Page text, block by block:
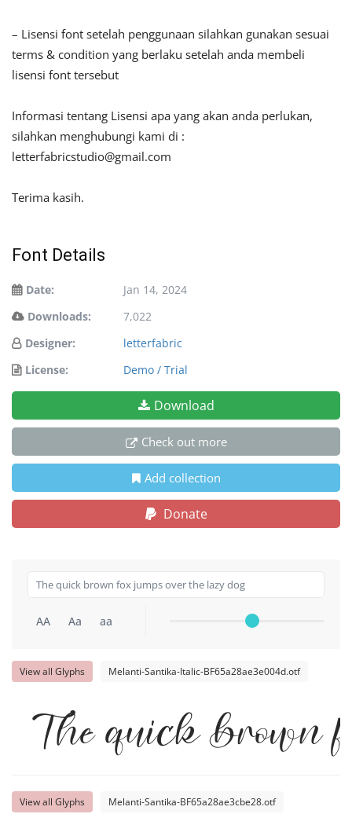
– Lisensi font setelah penggunaan silahkan gunakan sesuai
terms & condition yang berlaku setelah anda membeli
lisensi font tersebut
Informasi tentang Lisensi apa yang akan anda perlukan,
silahkan menghubungi kami di :
letterfabricstudio@gmail.com
Terima kasih.
Font Details
Date:
Jan 14, 2024
Downloads:
7,022
Designer:
letterfabric
License:
Demo / Trial
Download
Check out more
Add collection
Donate
AA Aa aa
View all Glyphs Melanti-Santika-Italic-BF65a28ae3e004d.otf
The quick brown
View all Glyphs Melanti-Santika-BF65a28ae3cbe28.otf